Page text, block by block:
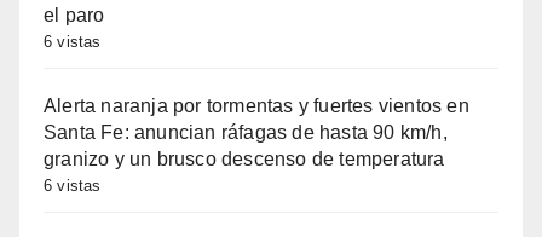
el paro
6 vistas
Alerta naranja por tormentas y fuertes vientos en
Santa Fe: anuncian ráfagas de hasta 90 km/h,
granizo y un brusco descenso de temperatura
6 vistas